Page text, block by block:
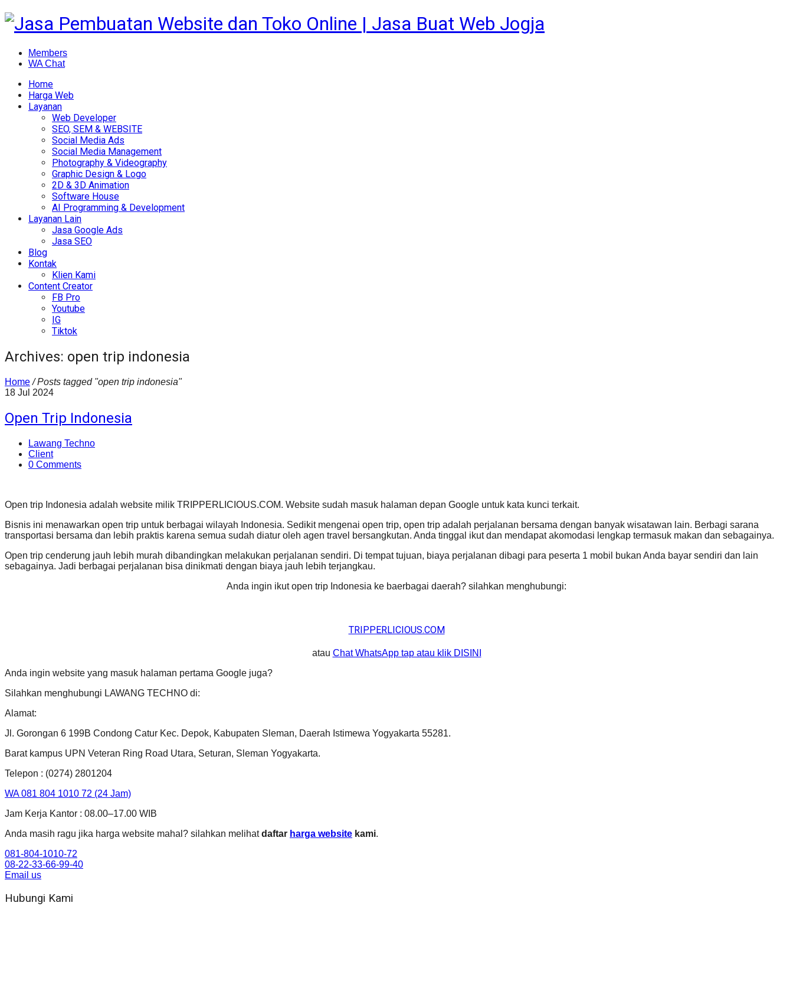
Members
WA Chat
Home
Harga Web
Layanan
Web Developer
SEO, SEM & WEBSITE
Social Media Ads
Social Media Management
Photography & Videography
Graphic Design & Logo
2D & 3D Animation
Software House
AI Programming & Development
Layanan Lain
Jasa Google Ads
Jasa SEO
Blog
Kontak
Klien Kami
Content Creator
FB Pro
Youtube
IG
Tiktok
Archives: open trip indonesia
Home / Posts tagged "open trip indonesia"
18 Jul 2024
Open Trip Indonesia
Lawang Techno
Client
0 Comments
Open trip Indonesia adalah website milik TRIPPERLICIOUS.COM. Website sudah masuk halaman depan Google untuk kata kunci terkait.
Bisnis ini menawarkan open trip untuk berbagai wilayah Indonesia. Sedikit mengenai open trip, open trip adalah perjalanan bersama dengan banyak wisatawan lain. Berbagi sarana
transportasi bersama dan lebih praktis karena semua sudah diatur oleh agen travel bersangkutan. Anda tinggal ikut dan mendapat akomodasi lengkap termasuk makan dan sebagainya.
Open trip cenderung jauh lebih murah dibandingkan melakukan perjalanan sendiri. Di tempat tujuan, biaya perjalanan dibagi para peserta 1 mobil bukan Anda bayar sendiri dan lain
sebagainya. Jadi berbagai perjalanan bisa dinikmati dengan biaya jauh lebih terjangkau.
Anda ingin ikut open trip Indonesia ke baerbagai daerah? silahkan menghubungi:
TRIPPERLICIOUS.COM
atau Chat WhatsApp tap atau klik DISINI
Anda ingin website yang masuk halaman pertama Google juga?
Silahkan menghubungi LAWANG TECHNO di:
Alamat:
Jl. Gorongan 6 199B Condong Catur Kec. Depok, Kabupaten Sleman, Daerah Istimewa Yogyakarta 55281.
Barat kampus UPN Veteran Ring Road Utara, Seturan, Sleman Yogyakarta.
Telepon : (0274) 2801204
WA 081 804 1010 72 (24 Jam)
Jam Kerja Kantor : 08.00–17.00 WIB
Anda masih ragu jika harga website mahal? silahkan melihatdaftar harga website kami.
081-804-1010-72
08-22-33-66-99-40
Email us
Hubungi Kami